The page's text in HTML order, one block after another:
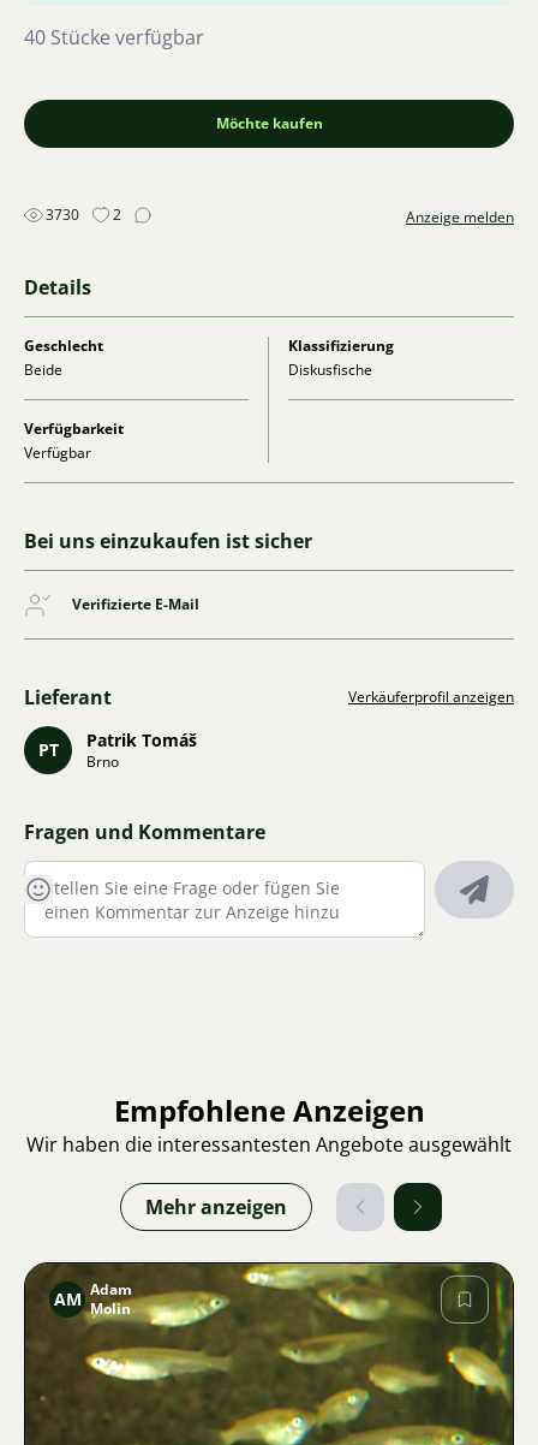
40 Stücke verfügbar
Möchte kaufen
3730 2 Anzeige melden
Details
Geschlecht
Beide
Klassifizierung
Diskusfische
Verfügbarkeit
Verfügbar
Bei uns einzukaufen ist sicher
Verifizierte E-Mail
Lieferant Verkäuferprofil anzeigen
PT Patrik Tomáš
Brno
Fragen und Kommentare
Empfohlene Anzeigen
Wir haben die interessantesten Angebote ausgewählt
Mehr anzeigen
Bild
AM Adam
Molin